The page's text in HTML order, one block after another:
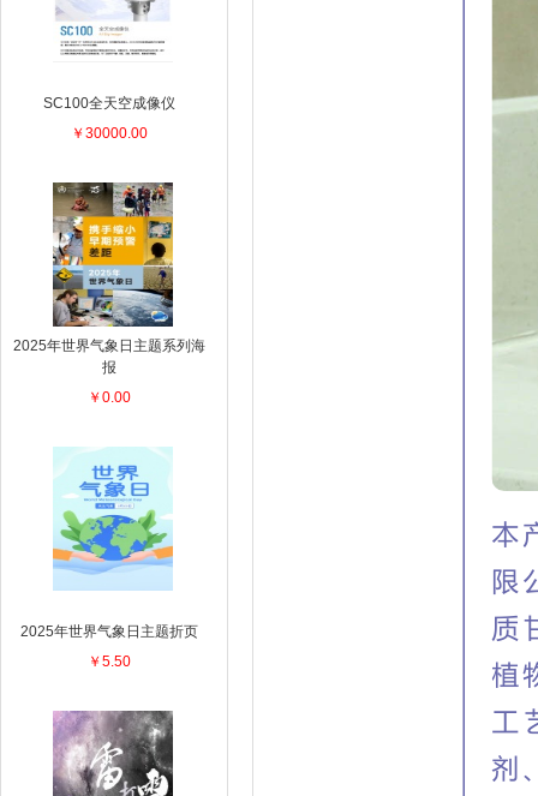
SC100全天空成像仪
￥30000.00
2025年世界气象日主题系列海
报
￥0.00
2025年世界气象日主题折页
￥5.50